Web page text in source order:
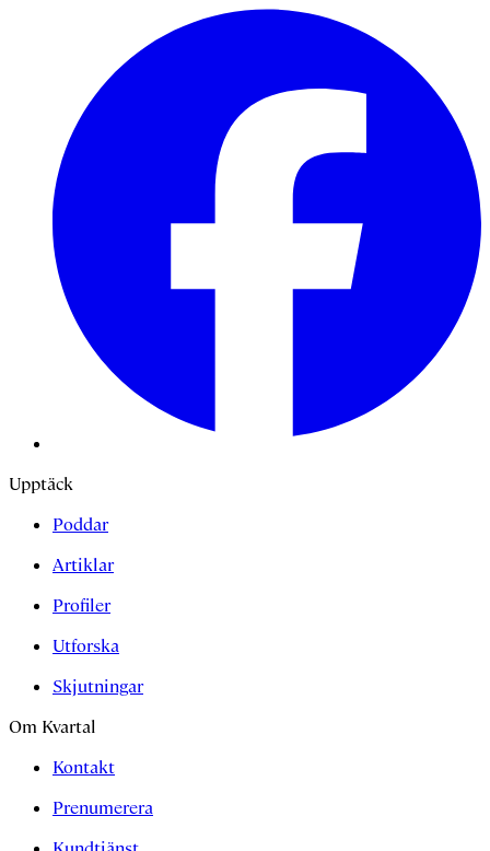
Upptäck
Poddar
Artiklar
Profiler
Utforska
Skjutningar
Om Kvartal
Kontakt
Prenumerera